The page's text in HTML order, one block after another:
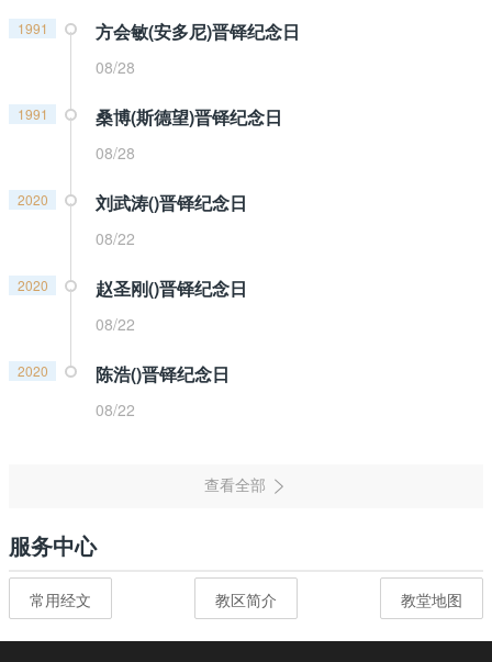
1991 方会敏(安多尼)晋铎纪念日
08/28
1991 桑博(斯德望)晋铎纪念日
08/28
2020 刘武涛()晋铎纪念日
08/22
2020 赵圣刚()晋铎纪念日
08/22
2020 陈浩()晋铎纪念日
08/22
服务中心
常用经文 教区简介 教堂地图